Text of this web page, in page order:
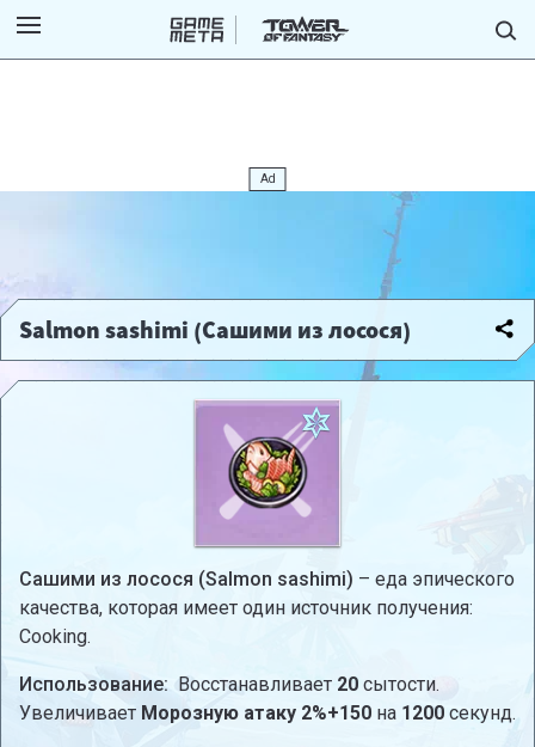
Salmon sashimi (Сашими из лосося)
Сашими из лосося (Salmon sashimi) – еда эпического
качества, которая имеет один источник получения:
Cooking.
Использование: Восстанавливает 20 сытости.
Увеличивает Морозную атаку 2%+150 на 1200 секунд.